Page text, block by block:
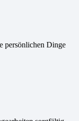
persönlichen Dinge